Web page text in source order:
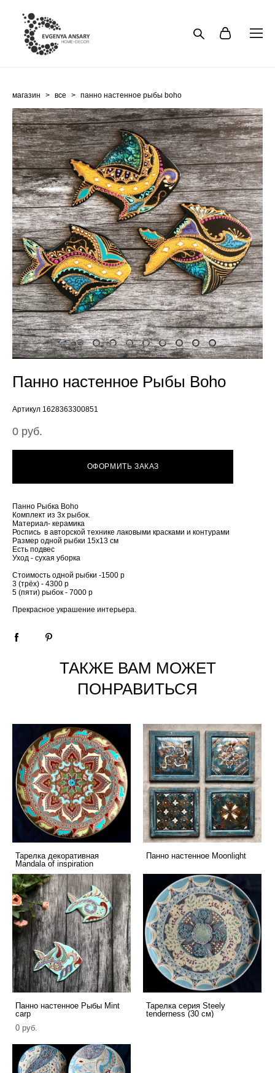
магазин > все > панно настенное рыбы boho
Панно настенное Рыбы Boho
Артикул 1628363300851
0 pуб.
ОФОРМИТЬ ЗАКАЗ
Панно Рыбка Boho
Комплект из 3х рыбок.
Материал- керамика
Роспись в авторской технике лаковыми красками и контурами
Размер одной рыбки 15х13 см
Есть подвес
Уход - сухая уборка
Стоимость одной рыбки -1500 р
3 (трёх) - 4300 р
5 (пяти) рыбок - 7000 р
Прекрасное украшение интерьера.
ТАКЖЕ ВАМ МОЖЕТ
ПОНРАВИТЬСЯ
Тарелка декоративная
Mandala of inspiration
Панно настенное Мoonlight
Панно настенное Рыбы Mint
carp
0 pуб.
Тарелка серия Steely
tenderness (30 см)